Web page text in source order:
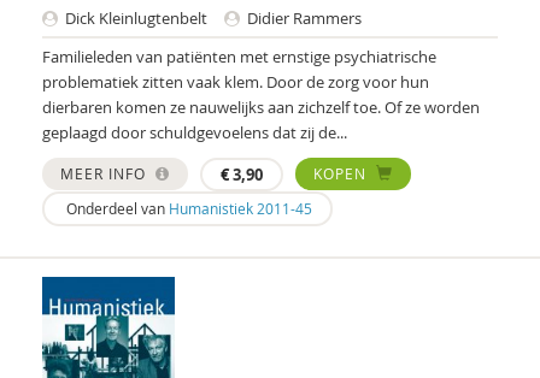
Dick Kleinlugtenbelt
Didier Rammers
Familieleden van patiënten met ernstige psychiatrische
problematiek zitten vaak klem. Door de zorg voor hun
dierbaren komen ze nauwelijks aan zichzelf toe. Of ze worden
geplaagd door schuldgevoelens dat zij de...
MEER INFO €3,90
KOPEN
Onderdeel van Humanistiek 2011-45